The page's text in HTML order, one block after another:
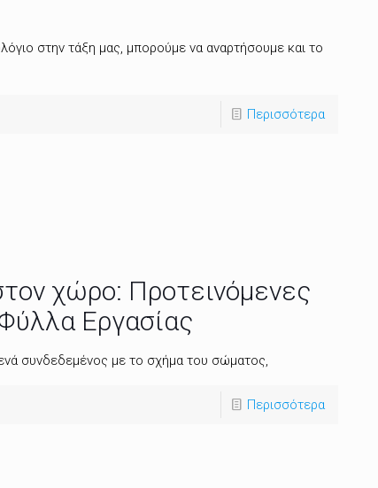
στην τάξη μας, μπορούμε να αναρτήσουμε και το
Περισσότερα
χώρο: Προτεινόμενες
Εργασίας
συνδεδεμένος με το σχήμα του σώματος,
Περισσότερα